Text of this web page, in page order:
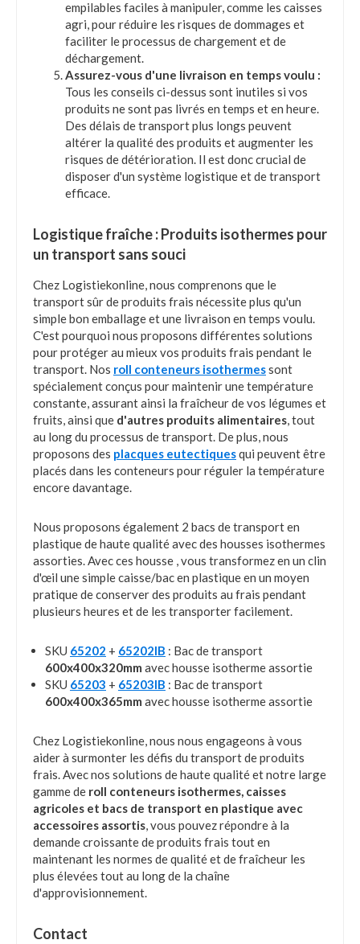
empilables faciles à manipuler, comme les caisses
agri, pour réduire les risques de dommages et
faciliter le processus de chargement et de
déchargement.
Assurez-vous d'une livraison en temps voulu :
Tous les conseils ci-dessus sont inutiles si vos
produits ne sont pas livrés en temps et en heure.
Des délais de transport plus longs peuvent
altérer la qualité des produits et augmenter les
risques de détérioration. Il est donc crucial de
disposer d'un système logistique et de transport
efficace.
Logistique fraîche : Produits isothermes pour
un transport sans souci
Chez Logistiekonline, nous comprenons que le
transport sûr de produits frais nécessite plus qu'un
simple bon emballage et une livraison en temps voulu.
C'est pourquoi nous proposons différentes solutions
pour protéger au mieux vos produits frais pendant le
transport. Nos roll conteneurs isothermessont
spécialement conçus pour maintenir une température
constante, assurant ainsi la fraîcheur de vos légumes et
fruits, ainsi que d'autres produits alimentaires, tout
au long du processus de transport. De plus, nous
proposons des placques eutectiquesqui peuvent être
placés dans les conteneurs pour réguler la température
encore davantage.
Nous proposons également 2 bacs de transport en
plastique de haute qualité avec des housses isothermes
assorties. Avec ces housse , vous transformez en un clin
d'œil une simple caisse/bac en plastique en un moyen
pratique de conserver des produits au frais pendant
plusieurs heures et de les transporter facilement.
SKU 65202 + 65202IB : Bac de transport
600x400x320mm avec housse isotherme assortie
SKU 65203 + 65203IB : Bac de transport
600x400x365mm avec housse isotherme assortie
Chez Logistiekonline, nous nous engageons à vous
aider à surmonter les défis du transport de produits
frais. Avec nos solutions de haute qualité et notre large
gamme de roll conteneurs isothermes, caisses
agricoles et bacs de transport en plastique avec
accessoires assortis, vous pouvez répondre à la
demande croissante de produits frais tout en
maintenant les normes de qualité et de fraîcheur les
plus élevées tout au long de la chaîne
d'approvisionnement.
Contact